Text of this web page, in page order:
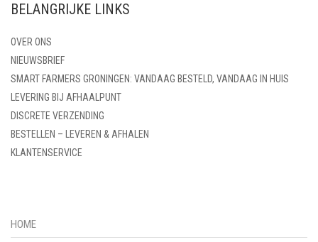
BELANGRIJKE LINKS
OVER ONS
NIEUWSBRIEF
SMART FARMERS GRONINGEN: VANDAAG BESTELD, VANDAAG IN HUIS
LEVERING BIJ AFHAALPUNT
DISCRETE VERZENDING
BESTELLEN – LEVEREN & AFHALEN
KLANTENSERVICE
HOME